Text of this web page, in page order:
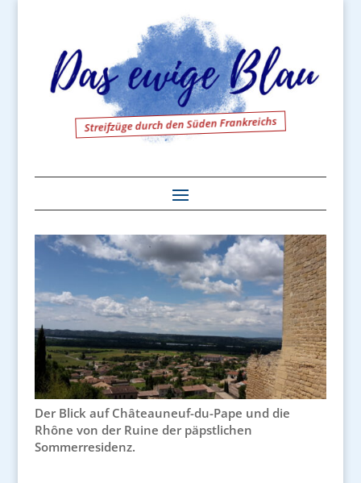
Streifzüge durch den Süden Frankreichs
Der Blick auf Châteauneuf-du-Pape und die
Rhône von der Ruine der päpstlichen
Sommerresidenz.